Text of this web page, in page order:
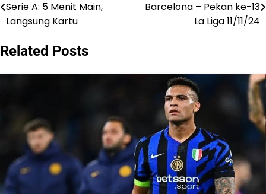
navigation
Serie A: 5 Menit Main,
Langsung Kartu
Barcelona – Pekan ke-13
La Liga 11/11/24
Related Posts